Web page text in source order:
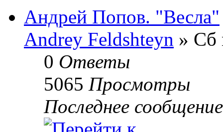
Андрей Попов. "Весла"
Andrey Feldshteyn » Сб
0 Ответы
5065 Просмотры
Последнее